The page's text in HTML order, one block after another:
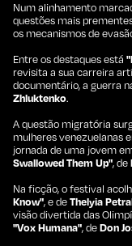
Num alinhamento
questões mais
os mecanismos de
Entre os destaques está
revisita a sua carreira
documentário, a guerra
Zhluktenko.
A questão migratória
mulheres venezuelanas
jornada de uma jovem
Swallowed Them Up", de
Na ficção, o festival
Know", e deThelyia
visão divertida das
"Vox Humana", deDon